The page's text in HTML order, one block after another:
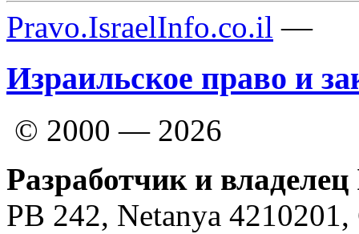
Pravo.IsraelInfo.co.il —
Израильское право и
© 2000 — 2026
Разработчик и
PB 242, Netanya